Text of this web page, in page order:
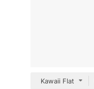
Kawaii Flat